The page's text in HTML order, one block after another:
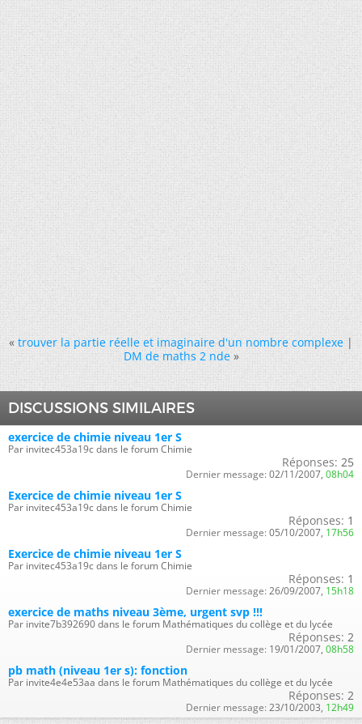
« trouver la partie réelle et imaginaire d'un nombre complexe|
DM de maths 2 nde »
DISCUSSIONS SIMILAIRES
exercice de chimie niveau 1er S
Par invitec453a19c dans le forum Chimie
Réponses: 25
Dernier message: 02/11/2007, 08h04
Exercice de chimie niveau 1er S
Par invitec453a19c dans le forum Chimie
Réponses: 1
Dernier message: 05/10/2007, 17h56
Exercice de chimie niveau 1er S
Par invitec453a19c dans le forum Chimie
Réponses: 1
Dernier message: 26/09/2007, 15h18
exercice de maths niveau 3ème, urgent svp !!!
Par invite7b392690 dans le forum Mathématiques du collège et du lycée
Réponses: 2
Dernier message: 19/01/2007, 08h58
pb math (niveau 1er s): fonction
Par invite4e4e53aa dans le forum Mathématiques du collège et du lycée
Réponses: 2
Dernier message: 23/10/2003, 12h49